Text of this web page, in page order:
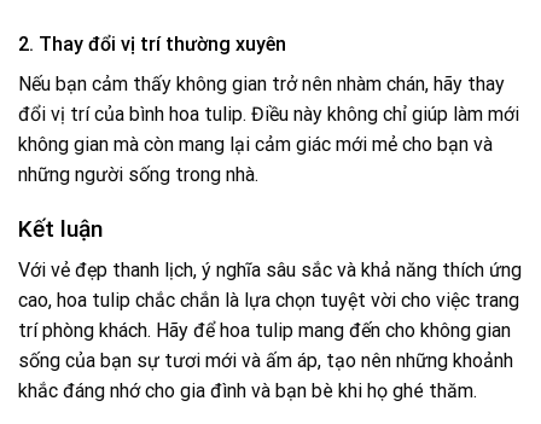
2. Thay đổi vị trí thường xuyên
Nếu bạn cảm thấy không gian trở nên nhàm chán, hãy thay
đổi vị trí của bình hoa tulip. Điều này không chỉ giúp làm mới
không gian mà còn mang lại cảm giác mới mẻ cho bạn và
những người sống trong nhà.
Kết luận
Với vẻ đẹp thanh lịch, ý nghĩa sâu sắc và khả năng thích ứng
cao, hoa tulip chắc chắn là lựa chọn tuyệt vời cho việc trang
trí phòng khách. Hãy để hoa tulip mang đến cho không gian
sống của bạn sự tươi mới và ấm áp, tạo nên những khoảnh
khắc đáng nhớ cho gia đình và bạn bè khi họ ghé thăm.